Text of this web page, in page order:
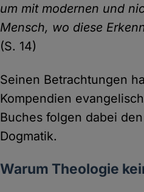
um mit modernen und
Mensch, wo diese
(S. 14)
Seinen Betrachtungen
Kompendien
Buches folgen dabei
Dogmatik.
Warum Theologie